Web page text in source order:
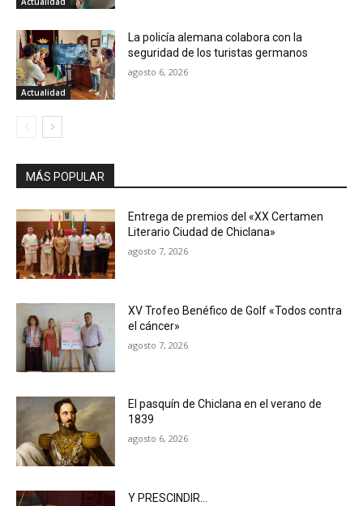
Actualidad
La policía alemana colabora con la
seguridad de los turistas germanos
agosto 6, 2026
MÁS POPULAR
Entrega de premios del «XX Certamen
Literario Ciudad de Chiclana»
agosto 7, 2026
XV Trofeo Benéfico de Golf «Todos contra
el cáncer»
agosto 7, 2026
El pasquín de Chiclana en el verano de
1839
agosto 6, 2026
Y PRESCINDIR…